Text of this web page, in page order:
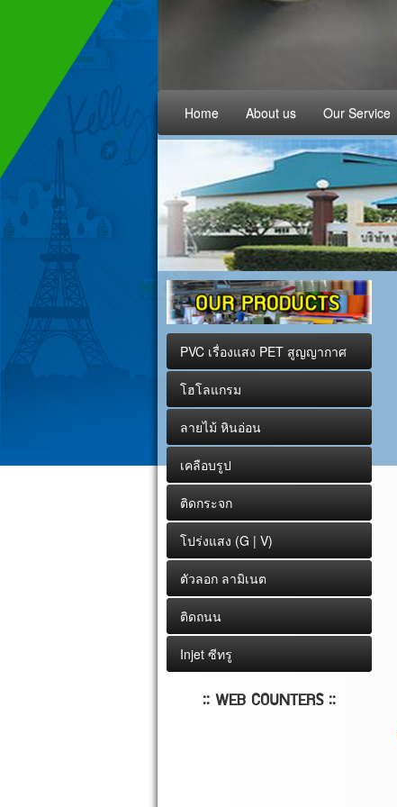
Home About us Our Service
PVC เรื่องแสง PET สูญญากาศ
โฮโลแกรม
ลายไม้ หินอ่อน
เคลือบรูป
ติดกระจก
โปร่งแสง (G | V)
ตัวลอก ลามิเนต
ติดถนน
Injet ซีทรู
:: WEB COUNTERS ::